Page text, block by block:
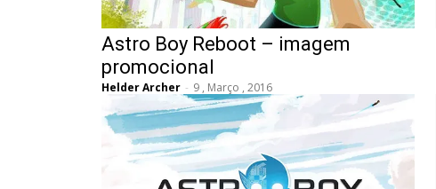
Astro Boy Reboot – imagem
promocional
Helder Archer - 9 , Março , 2016